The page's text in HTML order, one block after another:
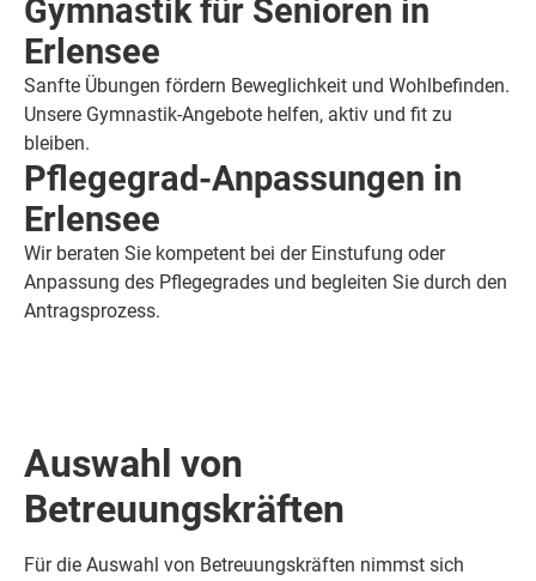
Gymnastik für Senioren in
Erlensee
Sanfte Übungen fördern Beweglichkeit und Wohlbefinden.
Unsere Gymnastik-Angebote helfen, aktiv und fit zu
bleiben.
Pflegegrad-Anpassungen in
Erlensee
Wir beraten Sie kompetent bei der Einstufung oder
Anpassung des Pflegegrades und begleiten Sie durch den
Antragsprozess.
Auswahl von
Betreuungskräften
Für die Auswahl von Betreuungskräften nimmst sich